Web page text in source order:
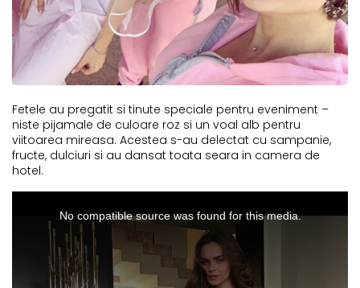
Fetele au pregatit si tinute speciale pentru eveniment –
niste pijamale de culoare roz si un voal alb pentru
viitoarea mireasa. Acestea s-au delectat cu sampanie,
fructe, dulciuri si au dansat toata seara in camera de
hotel.